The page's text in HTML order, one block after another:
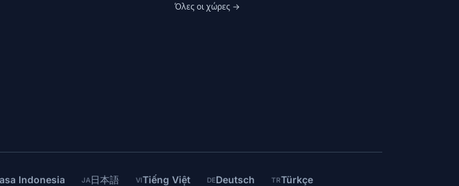
Όλες οι χώρες →
Indonesia JA日本語 VITiếng Việt DEDeutsch TRTürkçe